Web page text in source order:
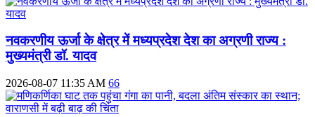
नवकरणीय ऊर्जा के क्षेत्र में मध्यप्रदेश देश का अग्रणी राज्य :
मुख्यमंत्री डॉ. यादव
2026-08-07 11:35 AM 66